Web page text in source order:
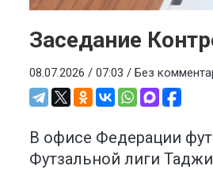
Заседание
08.07.2026 / 07:03 / Без
В офисе Федерации
Футзальной лиги